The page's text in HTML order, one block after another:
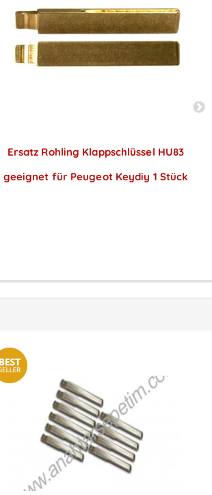
Ersatz Rohling Klappschlüssel HU83
geeignet für Peugeot Keydiy 1 Stück